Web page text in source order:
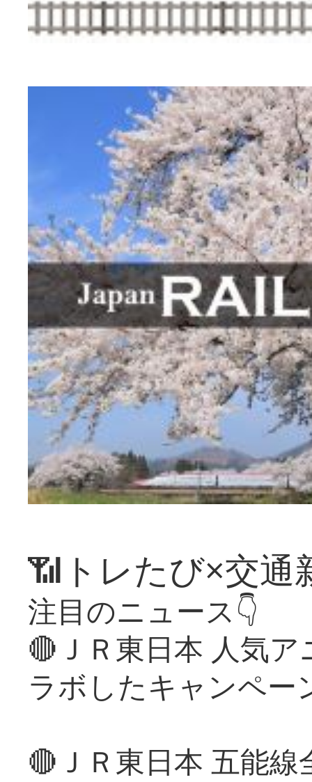
📶トレたび×交通
注目のニュース👇
🔴ＪＲ東日本 人気
ラボしたキャンペー
🔴ＪＲ東日本 五能